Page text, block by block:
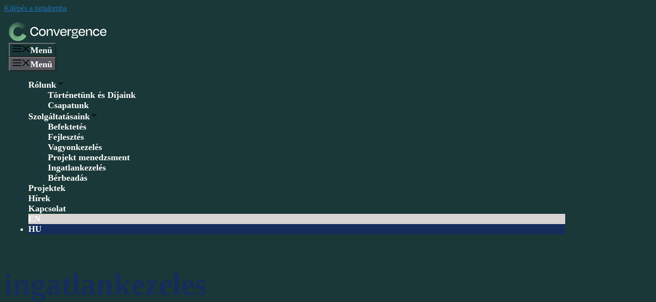
Kilépés a tartalomba
Menü
Menü
Rólunk
Történetünk és Díjaink
Csapatunk
Szolgáltatásaink
Befektetés
Fejlesztés
Vagyonkezelés
Projekt menedzsment
Ingatlankezelés
Bérbeadás
Projektek
Hírek
Kapcsolat
EN
HU
ingatlankezeles